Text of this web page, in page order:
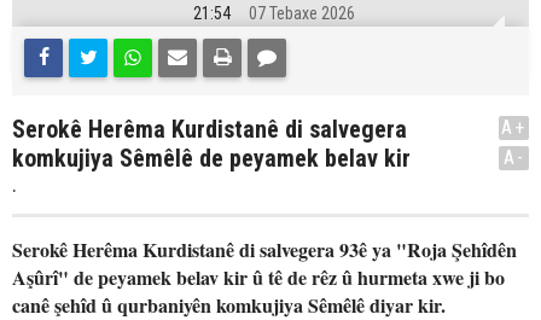
21:54 07 Tebaxe 2026
Serokê Herêma Kurdistanê di salvegera
komkujiya Sêmêlê de peyamek belav kir
.
A+
A-
Serokê Herêma Kurdistanê di salvegera 93ê ya "Roja Şehîdên
Aşûrî" de peyamek belav kir û tê de rêz û hurmeta xwe ji bo
canê şehîd û qurbaniyên komkujiya Sêmêlê diyar kir.